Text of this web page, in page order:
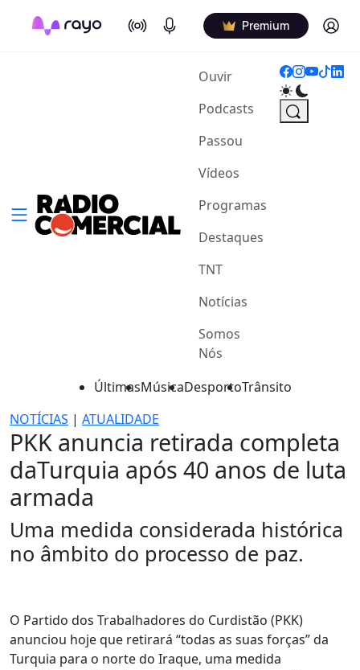
On Air Podcasts Premium Log in
Ouvir(current)
Podcasts
Passou
Vídeos
Programas
Destaques
TNT
Notícias
Somos
Nós
ÚltimasMúsicaDesportoTrânsito
NOTÍCIAS | ATUALIDADE
PKK anuncia retirada completa
daTurquia após 40 anos de luta
armada
Uma medida considerada histórica
no âmbito do processo de paz.
O Partido dos Trabalhadores do Curdistão (PKK)
anunciou hoje que retirará “todas as suas forças” da
Turquia para o norte do Iraque, uma medida